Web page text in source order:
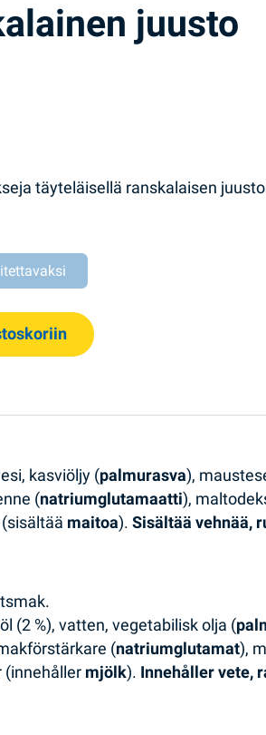
juusto
täyteläisellä ranskalaisen
quantity
kasviöljy (palmurasva),
(natriumglutamaatti),
maitoa).Sisältää vehnää,
(2 %), vatten, vegetabilisk olja (
(natriumglutamat),
(innehåller mjölk). Innehåller vete,